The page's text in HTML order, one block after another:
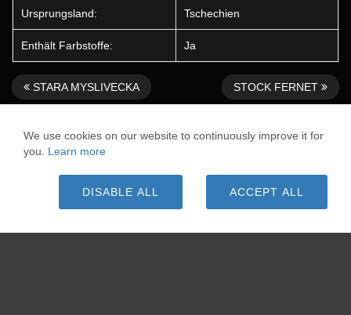
Ursprungsland: Tschechien
Enthält Farbstoffe: Ja
STARA MYSLIVECKA STOCK FERNET
* Applies to deliveries to Germany. Delivery times for other
countries and information on how to calculate the delivery date
can be found here:Shipping information
All prices incl. VAT plus shipping costs
, unless otherwise stated
Copyright 2026
WWW.ABSINTHE-DEALER.EU
We use cookies on our website to continuously improve it for
you. Learn more
ACCEPT ALL
DISABLE ALL